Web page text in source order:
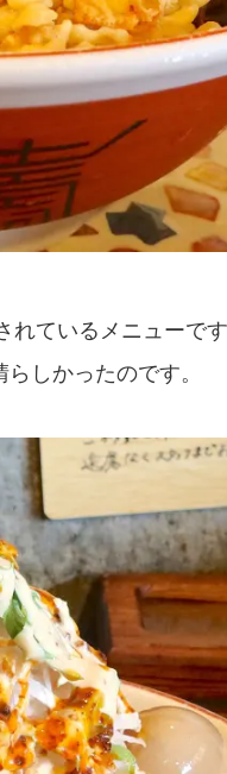
れているメニューで
しかったのです。